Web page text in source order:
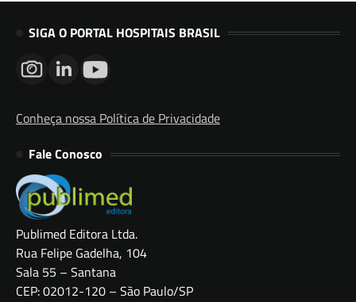
SIGA O PORTAL HOSPITAIS BRASIL
Conheça nossa Política de Privacidade
Fale Conosco
Publimed Editora Ltda.
Rua Felipe Gadelha, 104
Sala 55 – Santana
CEP: 02012-120 – São Paulo/SP